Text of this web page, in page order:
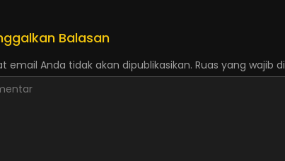
Balasan
email Anda tidak akan dipublikasikan. Ruas yang wajib